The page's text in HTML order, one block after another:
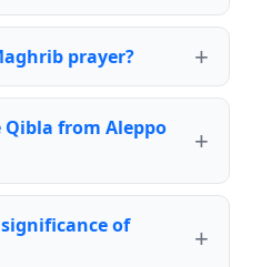
prayer?
from Aleppo
of